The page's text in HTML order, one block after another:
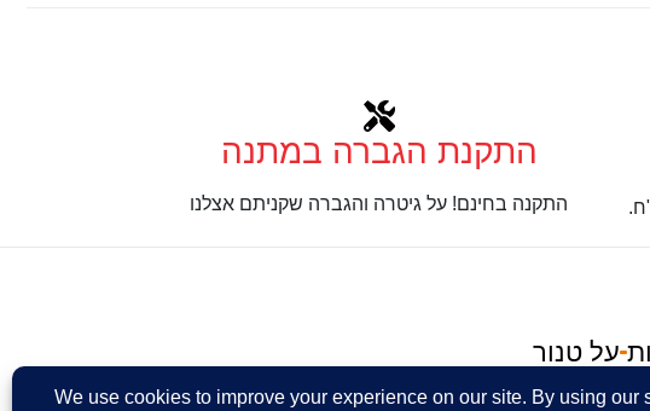
התקנת הגברה במתנה
התקנה בחינם! על גיטרה והגברה שקניתם אצלנו
על טנור